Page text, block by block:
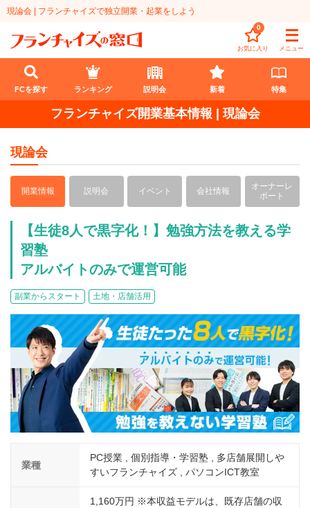
現論会 | フランチャイズで独立開業・起業をしよう
お気に入り
0
メニュー
FCを探す
業種
代理店業
飲食・菓子業
サービス業
無店舗系
小売業
介護・福祉業
美容・健康業
海外FC本部
インターン独立・社員募集
開業資金
101万円～300万円
301万円～500万円
501万円～1000万円
1001万円以上
エリア
北海道
関東
東海
近畿
ランキング
介護
塾
飲食
リペアクリーニング
100万以下で開業
夫婦で開業
イベント
お役立ち情報コラム
会員登録 ログイン
FCを探す ランキング 説明会 新着 特集
フランチャイズ開業基本情報 | 現論会
現論会
開業情報 説明会 イベント 会社情報
オーナーレ
ポート
【生徒8人で黒字化！】勉強方法を教える学
習塾
アルバイトのみで運営可能
副業からスタート 土地・店舗活用
業種
PC授業 , 個別指導・学習塾 , 多店舗展開しや
すいフランチャイズ , パソコンICT教室
1,160万円 ※本収益モデルは、既存店舗の収